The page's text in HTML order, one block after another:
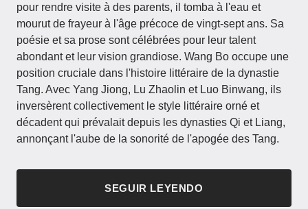
pour rendre visite à des parents, il tomba à l'eau et
mourut de frayeur à l'âge précoce de vingt-sept ans. Sa
poésie et sa prose sont célébrées pour leur talent
abondant et leur vision grandiose. Wang Bo occupe une
position cruciale dans l'histoire littéraire de la dynastie
Tang. Avec Yang Jiong, Lu Zhaolin et Luo Binwang, ils
inversèrent collectivement le style littéraire orné et
décadent qui prévalait depuis les dynasties Qi et Liang,
annonçant l'aube de la sonorité de l'apogée des Tang.
SEGUIR LEYENDO